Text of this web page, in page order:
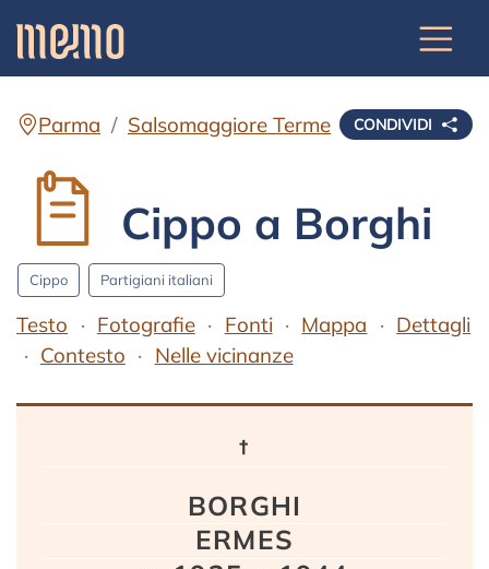
CONDIVIDI
Parma Salsomaggiore Terme
Cippo a Borghi
Cippo Partigiani italiani
Testo Fotografie Fonti Mappa
Dettagli
Contesto
Nelle vicinanze
†
BORGHI
ERMES